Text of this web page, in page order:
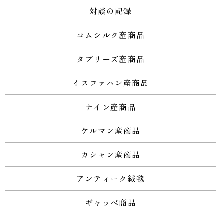
対談の記録
コムシルク産商品
タブリーズ産商品
イスファハン産商品
ナイン産商品
ケルマン産商品
カシャン産商品
アンティーク絨毯
ギャッベ商品